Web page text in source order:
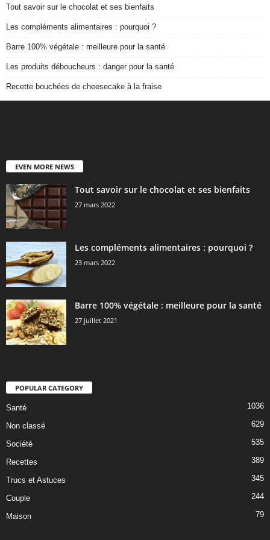
Tout savoir sur le chocolat et ses bienfaits
Les compléments alimentaires : pourquoi ?
Barre 100% végétale : meilleure pour la santé
Les produits déboucheurs : danger pour la santé
Recette bouchées de cheesecake à la fraise
EVEN MORE NEWS
Tout savoir sur le chocolat et ses bienfaits
27 mars 2022
Les compléments alimentaires : pourquoi ?
23 mars 2022
Barre 100% végétale : meilleure pour la santé
27 juillet 2021
POPULAR CATEGORY
Santé 1036
Non classé 629
Société 535
Recettes 389
Trucs et Astuces 345
Couple 244
Maison 79